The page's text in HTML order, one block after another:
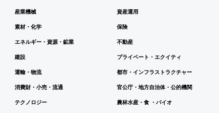
産業機械
素材・化学
エネルギー・資源・鉱業
建設
運輸・物流
消費財・小売・流通
テクノロジー
資産運用
保険
不動産
プライベート・エクイティ
都市・インフラストラクチャー
官公庁・地方自治体・公的機関
農林水産・食 ・バイオ